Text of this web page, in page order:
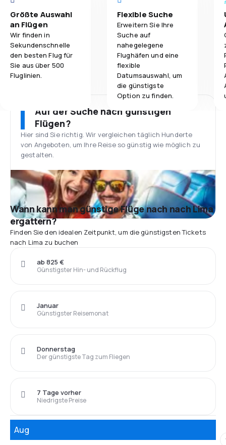
Größte Auswahl
an Flügen
Wir finden in
Sekundenschnelle
den besten Flug für
Sie aus über 500
Fluglinien.
Flexible Suche
Erweitern Sie Ihre
Suche auf
nahegelegene
Flughäfen und eine
flexible
Datumsauswahl, um
die günstigste
Option zu finden.
Auf der Suche nach günstigen
Flügen?
Hier sind Sie richtig. Wir vergleichen täglich Hunderte
von Angeboten, um Ihre Reise so günstig wie möglich zu
gestalten.
Wann kann man günstige Flüge nach nach Lima
ergattern?
Finden Sie den idealen Zeitpunkt, um die günstigsten Tickets
nach Lima zu buchen
Günstigster Hin- und Rückflug
ab 825 €
Günstigster Reisemonat
Januar
Der günstigste Tag zum Fliegen
Donnerstag
Niedrigste Preise
7 Tage vorher
Aug